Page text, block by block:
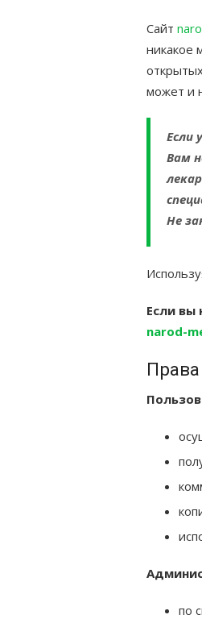
Сайт
никакое
может и
Если
Вам
Не
Если вы
narod-
по